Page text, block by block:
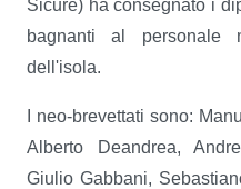
Sicure) ha consegnato i
bagnanti al personale
dell'isola.
I neo-brevettati sono:
Alberto Deandrea,
Giulio Gabbani,